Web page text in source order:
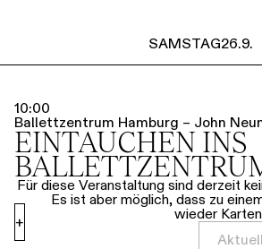
SAMSTAG26.9.
10:00
Ballettzentrum Hamburg – John
EINTAUCHEN INS
Für diese Veranstaltung sind derzeit
Es ist aber möglich, dass zu
wieder
+